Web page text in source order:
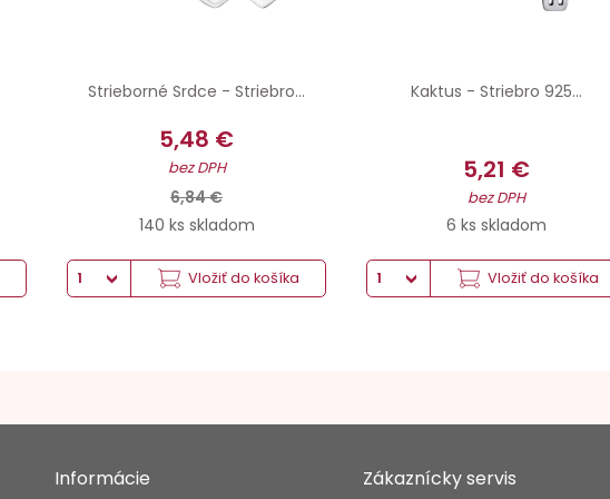
Strieborné Srdce - Striebro...
5,48 €
bez DPH
6,84 €
140 ks skladom
Vložiť do košíka
Kaktus - Striebro 925...
5,21 €
bez DPH
6 ks skladom
Vložiť do košíka
Informácie Zákaznícky servis